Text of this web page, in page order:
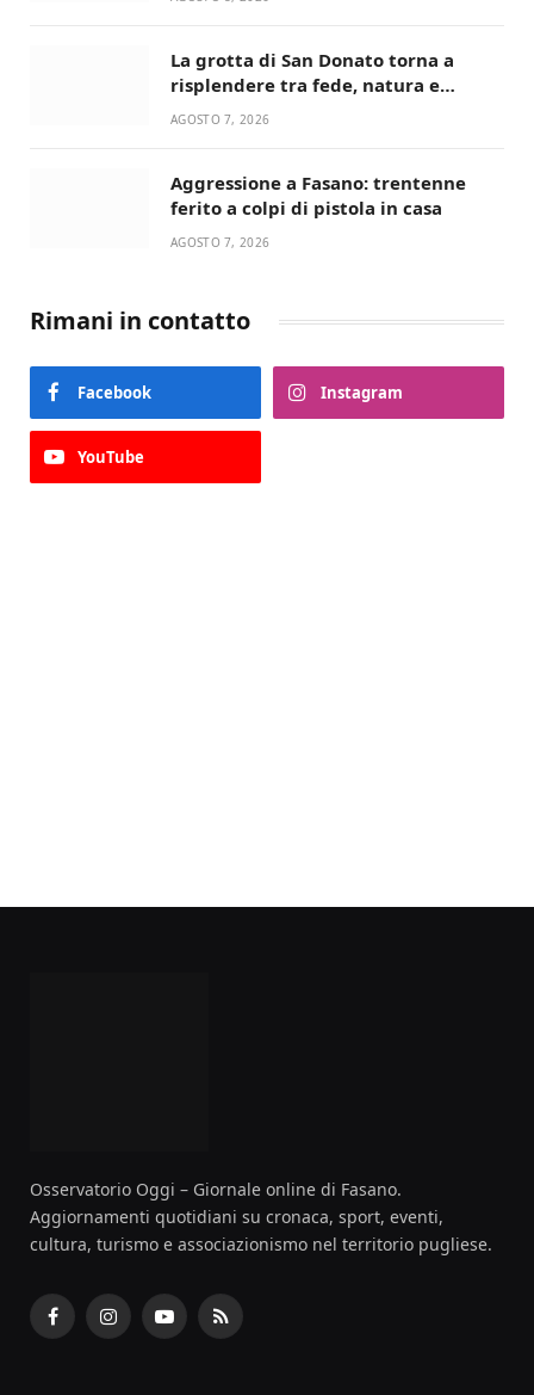
La grotta di San Donato torna a
risplendere tra fede, natura e
devozione
AGOSTO 7, 2026
Aggressione a Fasano: trentenne
ferito a colpi di pistola in casa
AGOSTO 7, 2026
Rimani in contatto
Facebook Instagram
YouTube
Osservatorio Oggi – Giornale online di Fasano.
Aggiornamenti quotidiani su cronaca, sport, eventi,
cultura, turismo e associazionismo nel territorio pugliese.
FacebookInstagramYouTubeRSS